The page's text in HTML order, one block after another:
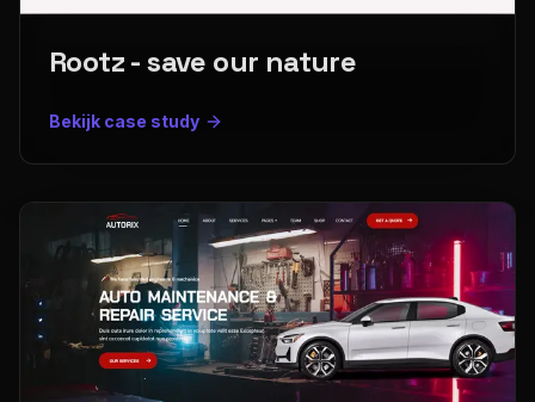
Rootz - save our nature
Bekijk case study